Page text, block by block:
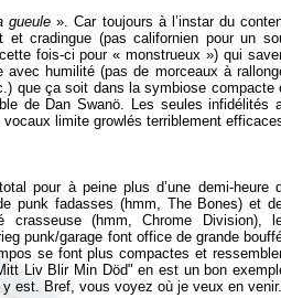
gueule». Car toujours à l’instar du
et cradingue (pas californien pour un
fois-ci pour « monstrueux ») qui
humilité (pas de morceaux à
que ça soit dans la symbiose compacte
de Dan Swanö. Les seules infidélités
pour à peine plus d’une demi-heure
punk fadasses (hmm, The Bones) et
crasseuse (hmm, Chrome Division),
punk/garage font office de grande
se font plus compactes et
Liv Blir Min Död" en est un bon
est. Bref, vous voyez où je veux en venir.